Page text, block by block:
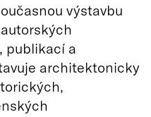
výstavbu
publikací a
architektonicky